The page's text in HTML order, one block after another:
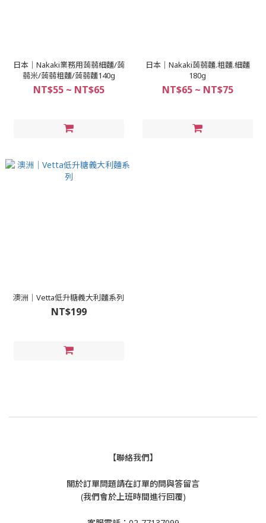
日本｜Nakaki業務用蒟蒻細麵/蒟
蒻米/蒟蒻粗麵/蒟蒻麵140g
NT$55 ~ NT$65
日本｜Nakaki蒟蒻麵.粗麵.細麵
180g
NT$65 ~ NT$75
澳洲｜Vetta低升糖義大利麵系列
NT$199
【聯絡我們】
關於訂單問題請在訂單的問與答留言
(我們會於上班時間進行回覆)